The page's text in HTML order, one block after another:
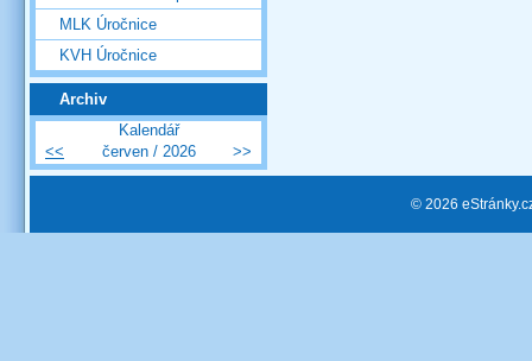
MLK Úročnice
KVH Úročnice
Archiv
Kalendář
<<
červen / 2026 >>
© 2026